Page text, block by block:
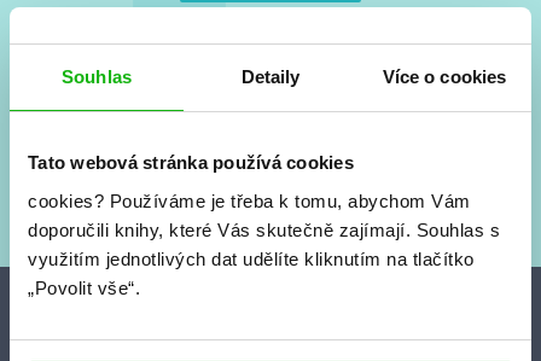
Souhlas Detaily Více o cookies
Tato webová stránka používá cookies
cookies? Používáme je třeba k tomu, abychom Vám
doporučili knihy, které Vás skutečně zajímají. Souhlas s
využitím jednotlivých dat udělíte kliknutím na tlačítko
„Povolit vše“.
zpracování osobních údajů. S tvými osobními údaji nakládáme v
jak zpracováváme tvé údaje, najdešzde.